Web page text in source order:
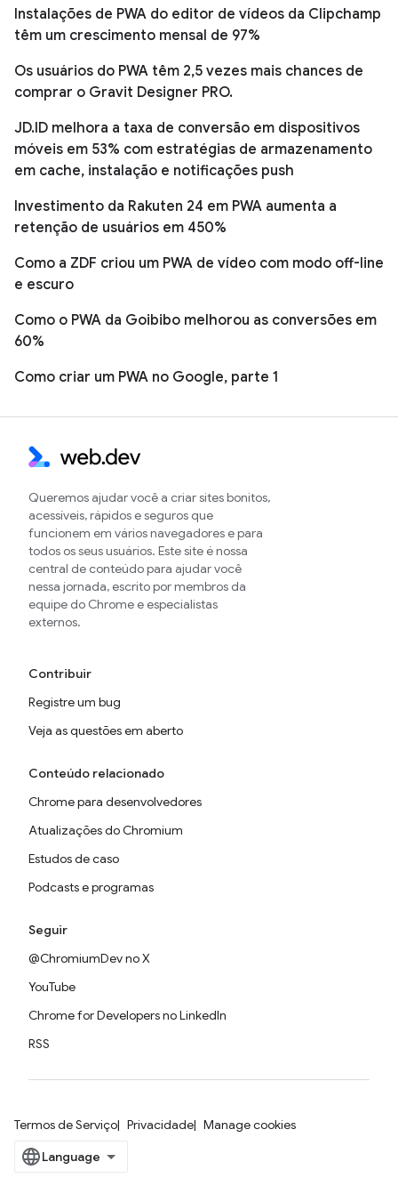
Instalações de PWA do editor de vídeos da Clipchamp
têm um crescimento mensal de 97%
Os usuários do PWA têm 2,5 vezes mais chances de
comprar o Gravit Designer PRO.
JD.ID melhora a taxa de conversão em dispositivos
móveis em 53% com estratégias de armazenamento
em cache, instalação e notificações push
Investimento da Rakuten 24 em PWA aumenta a
retenção de usuários em 450%
Como a ZDF criou um PWA de vídeo com modo off-line
e escuro
Como o PWA da Goibibo melhorou as conversões em
60%
Como criar um PWA no Google, parte 1
Queremos ajudar você a criar sites bonitos,
acessíveis, rápidos e seguros que
funcionem em vários navegadores e para
todos os seus usuários. Este site é nossa
central de conteúdo para ajudar você
nessa jornada, escrito por membros da
equipe do Chrome e especialistas
externos.
Contribuir
Registre um bug
Veja as questões em aberto
Conteúdo relacionado
Chrome para desenvolvedores
Atualizações do Chromium
Estudos de caso
Podcasts e programas
Seguir
@ChromiumDev no X
YouTube
Chrome for Developers no LinkedIn
RSS
Termos de Serviço Privacidade Manage cookies